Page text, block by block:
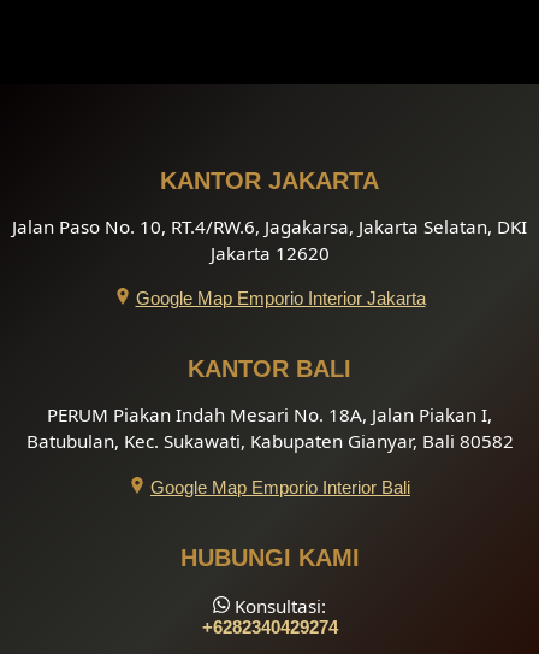
KANTOR JAKARTA
Jalan Paso No. 10, RT.4/RW.6, Jagakarsa, Jakarta Selatan, DKI
Jakarta 12620
Google Map Emporio Interior Jakarta
KANTOR BALI
PERUM Piakan Indah Mesari No. 18A, Jalan Piakan I,
Batubulan, Kec. Sukawati, Kabupaten Gianyar, Bali 80582
Google Map Emporio Interior Bali
HUBUNGI KAMI
Konsultasi:
+6282340429274